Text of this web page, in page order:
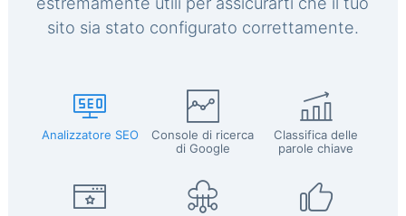
sito sia stato configurato correttamente.
Analizzatore SEO
Console di ricerca
di Google
Classifica delle
parole chiave